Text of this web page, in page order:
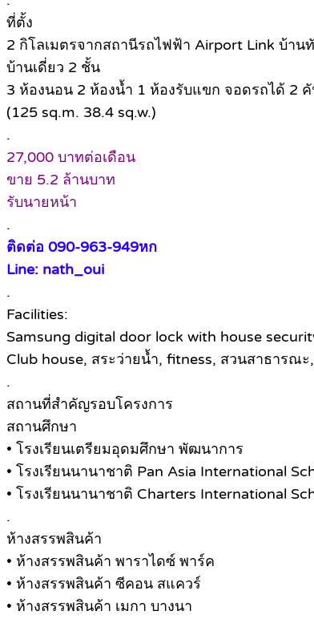
ที่ตั้ง
2 กิโลเมตรจากสถานีรถไฟฟ้า Airport Link บ้าน
บ้านเดี่ยว 2 ชั้น
3 ห้องนอน 2 ห้องน้ำ 1 ห้องรับแขก จอดรถได้ 2
(125 sq.m. 38.4 sq.w.)
.
27,000 บาทต่อเดือน
ขาย 5.2 ล้านบาท
รับนายหน้า
.
ติดต่อ 090-963-949หก
Line: nath_oui
.
Facilities:
Samsung digital door lock with house
Club house, สระว่ายน้ำ, fitness, สวนสาธารณ
.
สถานที่สำคัญรอบโครงการ
สถานศึกษา
• โรงเรียนเตรียมอุดมศึกษา พัฒนาการ
• โรงเรียนนานาชาติ Pan Asia International
• โรงเรียนนานาชาติ Charters International
.
ห้างสรรพสินค้า
• ห้างสรรพสินค้า พาราไดซ์ พาร์ค
• ห้างสรรพสินค้า ซีคอน สแควร์
• ห้างสรรพสินค้า เมกา บางนา